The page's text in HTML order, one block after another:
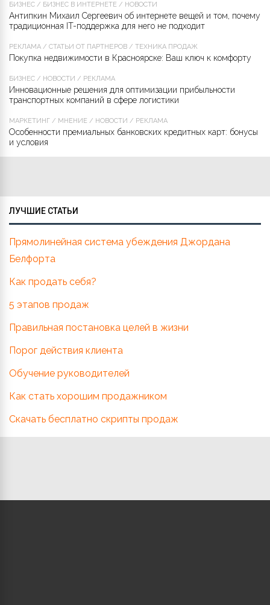
БИЗНЕС / БИЗНЕС В ИНТЕРНЕТЕ / НОВОСТИ
Антипкин Михаил Сергеевич об интернете вещей и том, почему
традиционная IT-поддержка для него не подходит
РЕКЛАМА / СТАТЬИ ОТ ПАРТНЁРОВ / ТЕХНИКА ПРОДАЖ
Покупка недвижимости в Красноярске: Ваш ключ к комфорту
БИЗНЕС / НОВОСТИ / РЕКЛАМА
Инновационные решения для оптимизации прибыльности
транспортных компаний в сфере логистики
МАРКЕТИНГ / МНЕНИЕ / НОВОСТИ / РЕКЛАМА
Особенности премиальных банковских кредитных карт: бонусы
и условия
ЛУЧШИЕ СТАТЬИ
Прямолинейная система убеждения Джордана
Белфорта
Как продать себя?
5 этапов продаж
Правильная постановка целей в жизни
Порог действия клиента
Обучение руководителей
Как стать хорошим продажником
Скачать бесплатно скрипты продаж